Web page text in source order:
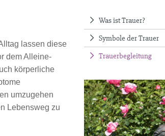
lassen diese
dem Alleine-
körperliche
umzugehen
Lebensweg zu
Was ist Trauer?
Symbole der Trauer
Trauerbegleitung